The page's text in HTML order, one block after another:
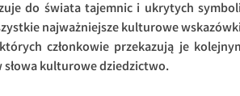
do świata tajemnic i ukrytych
najważniejsze kulturowe
członkowie przekazują je
kulturowe dziedzictwo.